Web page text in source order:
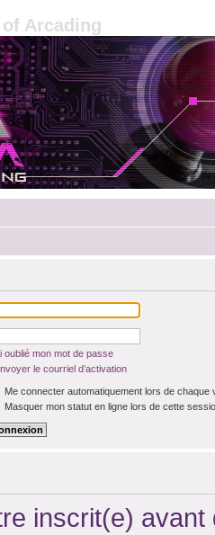
Arcading
oublié mon mot de passe
le courriel d’activation
Me connecter automatiquement lors de chaque
Masquer mon statut en ligne lors de cette
inscrit(e) avant